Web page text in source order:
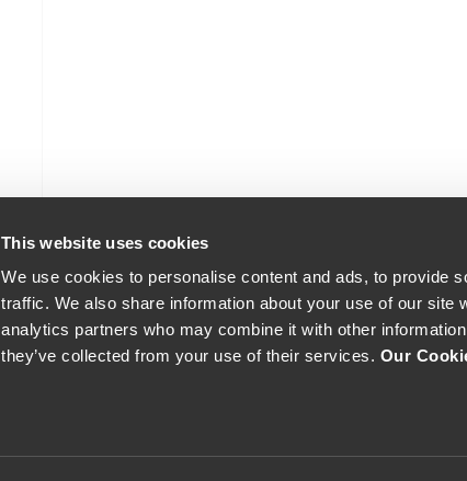
This website uses cookies
We use cookies to personalise content and ads, to provide
traffic. We also share information about your use of our site
analytics partners who may combine it with other
they’ve collected from your use of their services. Our